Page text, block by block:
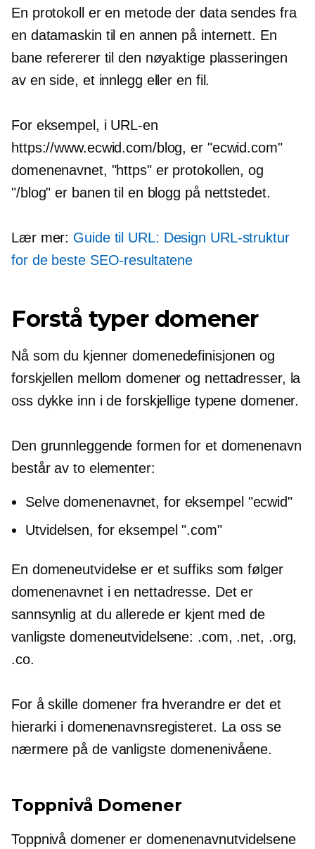
En protokoll er en metode der data sendes fra
en datamaskin til en annen på internett. En
bane refererer til den nøyaktige plasseringen
av en side, et innlegg eller en fil.
For eksempel, i URL-en
https://www.ecwid.com/blog, er "ecwid.com"
domenenavnet, "https" er protokollen, og
"/blog" er banen til en blogg på nettstedet.
Lær mer: Guide til URL: Design URL-struktur
for de beste SEO-resultatene
Forstå typer domener
Nå som du kjenner domenedefinisjonen og
forskjellen mellom domener og nettadresser, la
oss dykke inn i de forskjellige typene domener.
Den grunnleggende formen for et domenenavn
består av to elementer:
Selve domenenavnet, for eksempel "ecwid"
Utvidelsen, for eksempel ".com"
En domeneutvidelse er et suffiks som følger
domenenavnet i en nettadresse. Det er
sannsynlig at du allerede er kjent med de
vanligste domeneutvidelsene: .com, .net, .org,
.co.
For å skille domener fra hverandre er det et
hierarki i domenenavnsregisteret. La oss se
nærmere på de vanligste domenenivåene.
Toppnivå Domener
Toppnivå domener er domenenavnutvidelsene